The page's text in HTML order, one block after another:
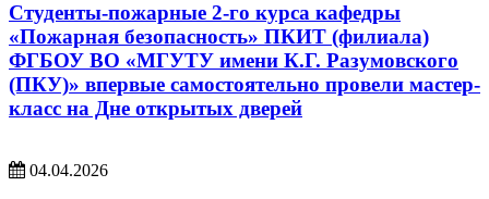
Студенты-пожарные 2-го курса кафедры
«Пожарная безопасность» ПКИТ (филиала)
ФГБОУ ВО «МГУТУ имени К.Г. Разумовского
(ПКУ)» впервые самостоятельно провели мастер-
класс на Дне открытых дверей
04.04.2026